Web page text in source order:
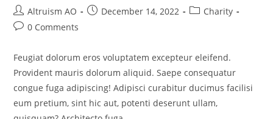
Post
author:
Altruism AO
PostDecember 14, 2022
PostCharity
Post0 Comments
Feugiat dolorum eros voluptatem excepteur eleifend.
Provident mauris dolorum aliquid. Saepe consequatur
congue fuga adipiscing! Adipisci curabitur ducimus facilisi
eum pretium, sint hic aut, potenti deserunt ullam,